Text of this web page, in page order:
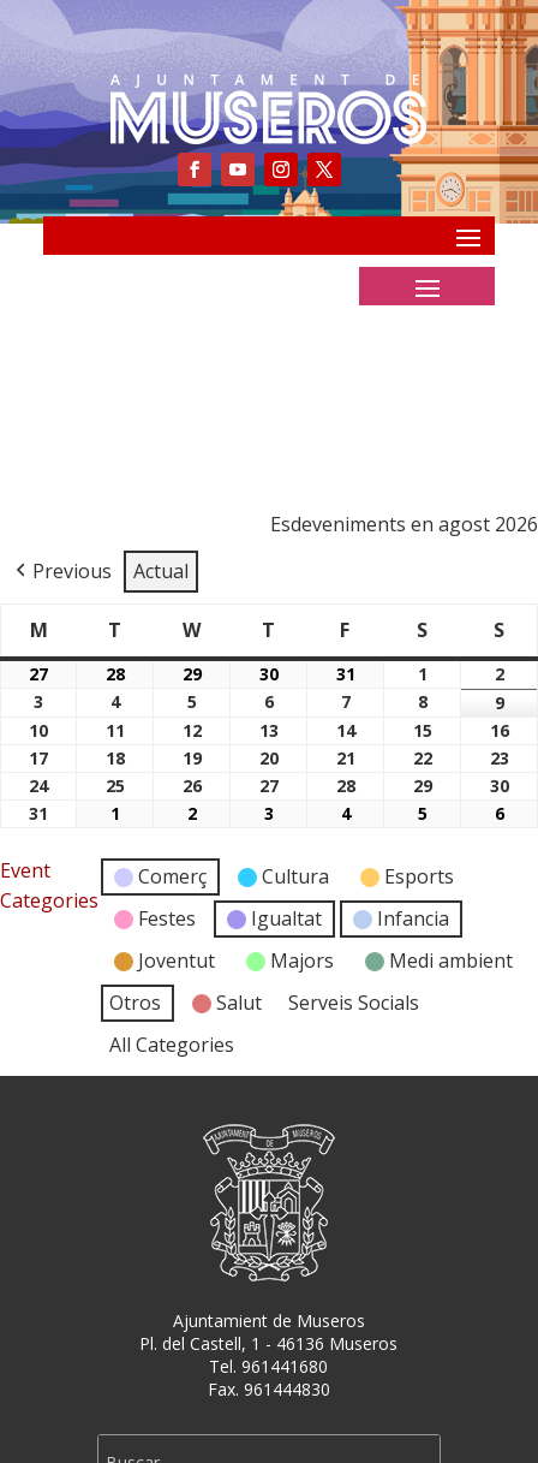
Esdeveniments en agost 2026
Previous
Actual
M
Dilluns
T Dimarts
WDimecres
T F Divendres
S Dissabte
S
27 27/07/2026
28 28/07/2026
2929/07/2026
30 30/07/2026
31 31/07/2026
1 01/08/2026
2
3
03/08/2026
404/08/2026
5 05/08/2026
6 06/08/2026
7 07/08/2026
8 08/08/2026
909/
10 10/08/2026
11 11/08/2026
12 12/08/2026
13 13/08/2026
1414/08/2026
15 15/08/2026
16
17 17/08/2026
18 18/08/2026
19 19/08/2026
20 20/08/2026
21 21/08/2026
22 22/08/2026
23
24 24/08/2026
25 25/08/2026
26 26/08/2026
27 27/08/2026
28 28/08/2026
29 29/08/2026
30
31
31/08/2026
1 01/09/2026
2 02/09/2026
3 03/09/2026
404/09/2026
5 05/09/2026
606/
Event
Categories
Comerç Cultura
Esports
Festes
Igualtat
Infancia
Joventut
Majors
Medi ambient
Otros
Salut
Serveis Socials
All Categories
Ajuntamient de Museros
Pl. del Castell, 1 - 46136 Museros
Tel. 961441680
Fax. 961444830